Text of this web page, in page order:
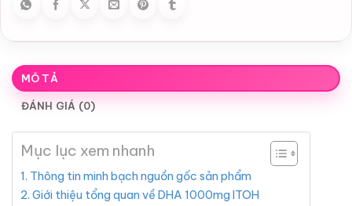
MÔ TẢ
ĐÁNH GIÁ (0)
Mục lục xem nhanh
1. Thông tin minh bạch nguồn gốc sản phẩm
2. Giới thiệu tổng quan về DHA 1000mg ITOH